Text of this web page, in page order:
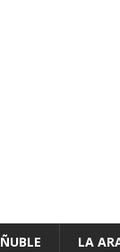
ÑUBLE LA